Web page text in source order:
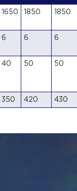
1650 1850 1850
6 6 6
40 50 50
350 420 430